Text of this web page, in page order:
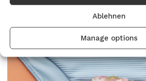
Ablehnen
Manage options